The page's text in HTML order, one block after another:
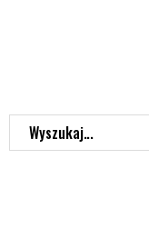
Wyszukaj...